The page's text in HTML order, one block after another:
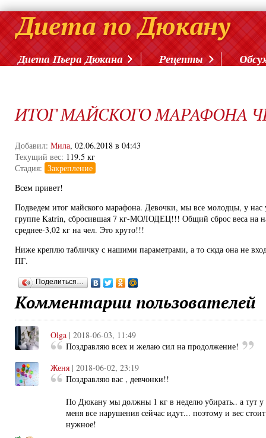
Диета Пьера Дюкана Рецепты
ИТОГ МАЙСКОГО МАРАФОНА
Добавил: Мила, 02.06.2018 в 04:43
Текущий вес: 119.5 кг
Стадия: Закрепление
Всем привет!
Подведем итог майского марафона. Девочки, мы все молодцы, у
группе Katrin, сбросившая 7 кг-МОЛОДЕЦ!!! Общий сброс веса на
среднее-3,02 кг на чел. Это круто!!!
Ниже креплю табличку с нашими параметрами, а то сюда она не
ПГ.
Поделиться…
Комментарии пользователей
Olga | 2018-06-03, 11:49
Поздравляю всех и желаю сил на продолжение!
Женя | 2018-06-02, 23:19
Поздравляю вас , девчонки!!
По Дюкану мы должны 1 кг в неделю убирать.. а тут у
меня все нарушения сейчас идут... поэтому и вес
нужное!